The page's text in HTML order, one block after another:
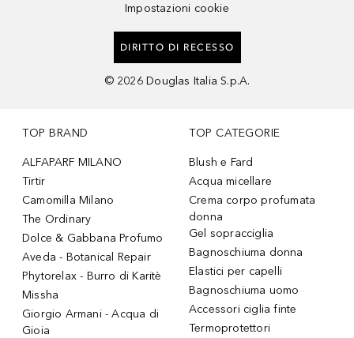
Impostazioni cookie
DIRITTO DI RECESSO
© 2026 Douglas Italia S.p.A.
TOP BRAND
ALFAPARF MILANO
Tirtir
Camomilla Milano
The Ordinary
Dolce & Gabbana Profumo
Aveda - Botanical Repair
Phytorelax - Burro di Karitè
Missha
Giorgio Armani - Acqua di
Gioia
TOP CATEGORIE
Blush e Fard
Acqua micellare
Crema corpo profumata
donna
Gel sopracciglia
Bagnoschiuma donna
Elastici per capelli
Bagnoschiuma uomo
Accessori ciglia finte
Termoprotettori